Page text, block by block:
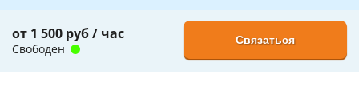
от 1 500 руб / час
Свободен
Связаться